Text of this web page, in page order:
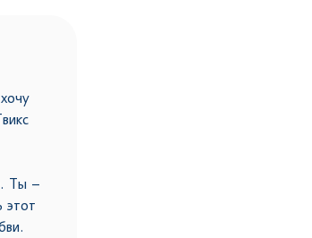
Ты –
этот